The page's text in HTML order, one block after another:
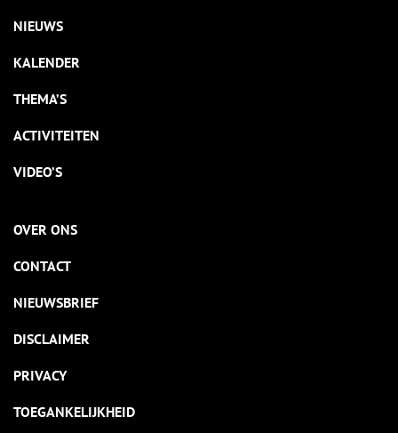
NIEUWS
KALENDER
THEMA’S
ACTIVITEITEN
VIDEO’S
OVER ONS
CONTACT
NIEUWSBRIEF
DISCLAIMER
PRIVACY
TOEGANKELIJKHEID